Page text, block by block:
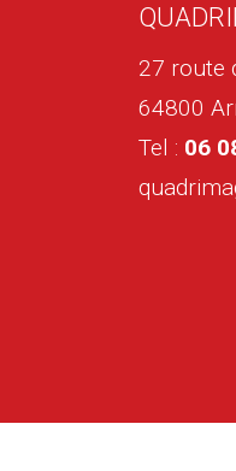
27 route
64800
Tel : 06